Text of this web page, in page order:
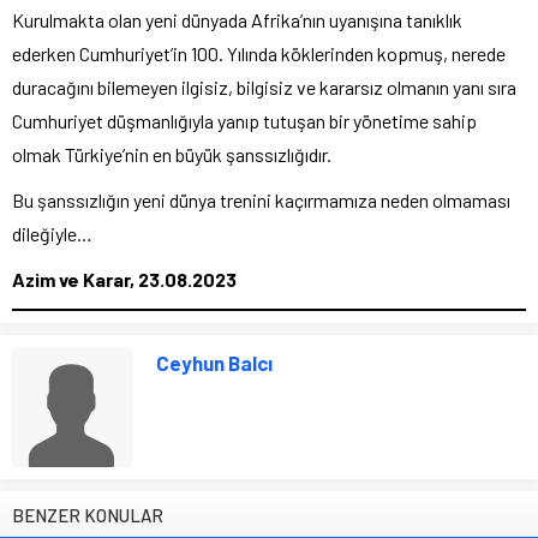
Kurulmakta olan yeni dünyada Afrika’nın uyanışına tanıklık
ederken Cumhuriyet’in 100. Yılında köklerinden kopmuş, nerede
duracağını bilemeyen ilgisiz, bilgisiz ve kararsız olmanın yanı sıra
Cumhuriyet düşmanlığıyla yanıp tutuşan bir yönetime sahip
olmak Türkiye’nin en büyük şanssızlığıdır.
Bu şanssızlığın yeni dünya trenini kaçırmamıza neden olmaması
dileğiyle…
Azim ve Karar, 23.08.2023
Ceyhun Balcı
BENZER KONULAR